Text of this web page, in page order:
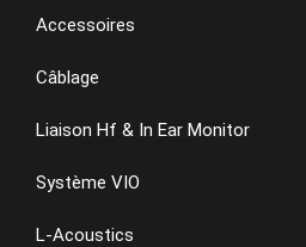
Accessoires
Câblage
Liaison Hf & In Ear Monitor
Système VIO
L-Acoustics